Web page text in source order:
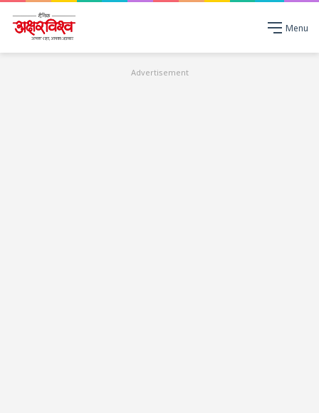
Menu
Advertisement